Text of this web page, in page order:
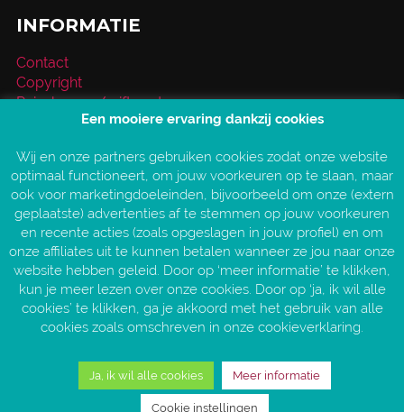
INFORMATIE
Contact
Copyright
Reischeque / giftcard
Over VakantieXperts
Service en vragen
Vind jouw VakantieXpert
Vacatures
AANGESLOTEN BIJ:
Copyright © 2026 VakantieXperts
Een mooiere ervaring dankzij cookies
Wij en onze partners gebruiken cookies zodat onze website
optimaal functioneert, om jouw voorkeuren op te slaan, maar
ook voor marketingdoeleinden, bijvoorbeeld om onze (extern
geplaatste) advertenties af te stemmen op jouw voorkeuren
en recente acties (zoals opgeslagen in jouw profiel) en om
onze affiliates uit te kunnen betalen wanneer ze jou naar onze
website hebben geleid. Door op ‘meer informatie’ te klikken,
kun je meer lezen over onze cookies. Door op ‘ja, ik wil alle
cookies’ te klikken, ga je akkoord met het gebruik van alle
cookies zoals omschreven in onze cookieverklaring.
Ja, ik wil alle cookies Meer informatie
Cookie instellingen